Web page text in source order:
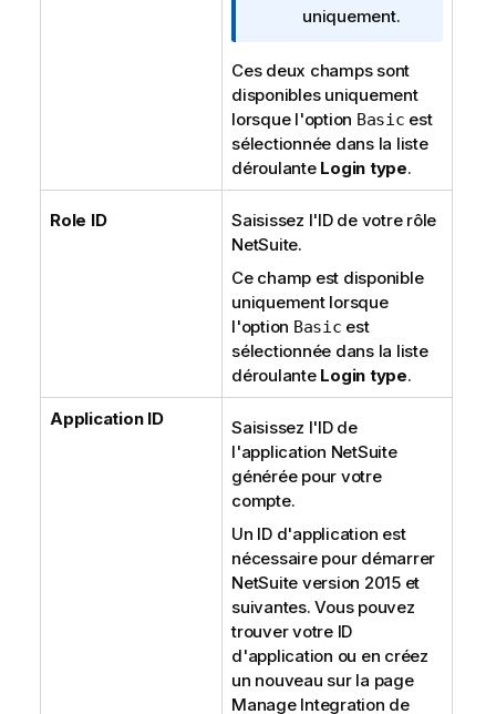
uniquement.
Ces deux champs sont
disponibles uniquement
lorsque l'option Basic est
sélectionnée dans la liste
déroulante Login type.
Role ID
Saisissez l'ID de votre rôle
NetSuite.
Ce champ est disponible
uniquement lorsque
l'option Basic est
sélectionnée dans la liste
déroulante Login type.
Application ID
Saisissez l'ID de
l'application NetSuite
générée pour votre
compte.
Un ID d'application est
nécessaire pour démarrer
NetSuite version 2015 et
suivantes. Vous pouvez
trouver votre ID
d'application ou en créez
un nouveau sur la page
Manage Integration de